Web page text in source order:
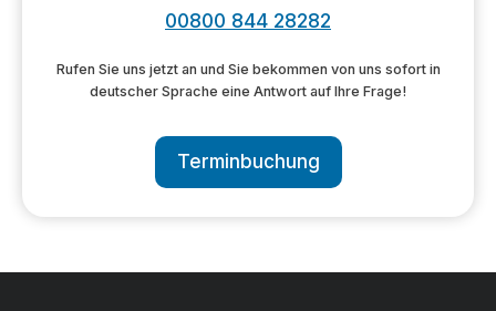
00800 844 28282
Rufen Sie uns jetzt an und Sie bekommen von uns sofort in
deutscher Sprache eine Antwort auf Ihre Frage!
Terminbuchung